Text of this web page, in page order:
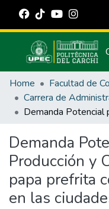
Home
Demanda
Producción y
papa prefrita
en las